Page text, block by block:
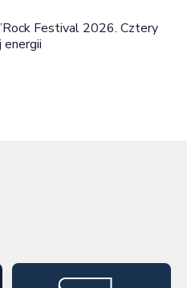
Festival 2026. Cztery
energii